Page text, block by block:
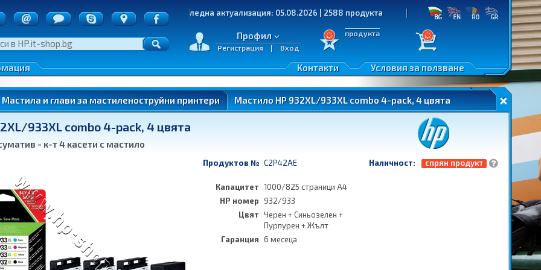
Последна актуализация: 05.08.2026 | 2588 продукта
Профил
Регистрация| Вход
продукта
на пратките
по ОП ИК
Условия за ползване
Контакти
Мастила и глави за мастиленоструйни принтери Мастило HP 932XL/933XL combo 4-pack, 4 цвята
933XL combo 4-pack, 4 цвята
- к-т 4 касети с мастило
Продуктов № C2P42AE
Капацитет 1000/825 страници A4
HP номер
932/933
Цвят Черен + Синьозелен +
Пурпурен + Жълт
Гаранция 6 месеца
Наличност: спрян продукт